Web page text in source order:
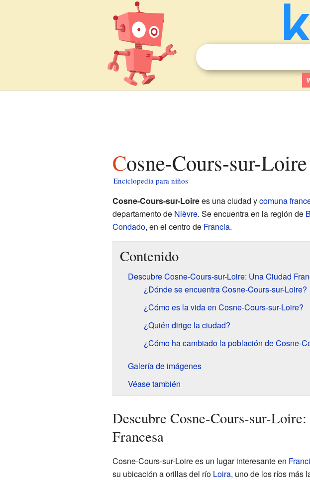
Cosne-Cours-sur-
Enciclopedia para niños
Cosne-Cours-sur-Loirees una ciudad ycomuna
departamento de Nièvre. Se encuentra en la región de
Condado, en el centro de Francia.
Contenido
Descubre Cosne-Cours-sur-Loire: Una Ciudad
¿Dónde se encuentra Cosne-Cours-sur-Loire?
¿Cómo es la vida en Cosne-Cours-sur-Loire?
¿Quién dirige la ciudad?
¿Cómo ha cambiado la población de Cosne-
Galería de imágenes
Véase también
Descubre Cosne-Cours-sur-
Francesa
Cosne-Cours-sur-Loire es un lugar interesante en
su ubicación a orillas del río Loira, uno de los ríos más